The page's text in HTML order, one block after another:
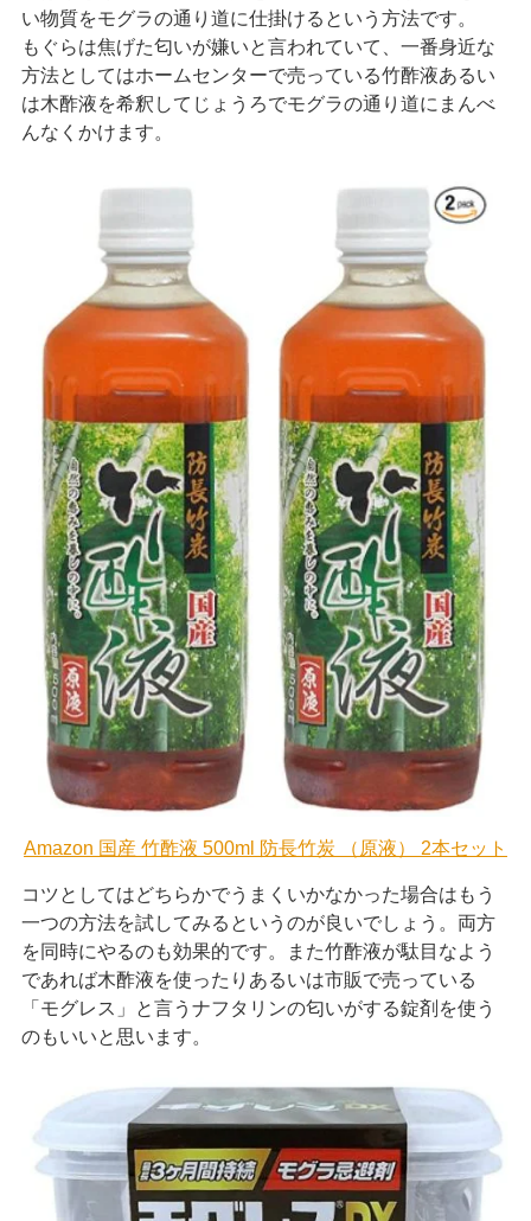
い物質をモグラの通り道に仕掛けるという方法です。
もぐらは焦げた匂いが嫌いと言われていて、一番身近な
方法としてはホームセンターで売っている竹酢液あるい
は木酢液を希釈してじょうろでモグラの通り道にまんべ
んなくかけます。
Amazon 国産 竹酢液 500ml 防長竹炭 （原液） 2本セット
コツとしてはどちらかでうまくいかなかった場合はもう
一つの方法を試してみるというのが良いでしょう。両方
を同時にやるのも効果的です。また竹酢液が駄目なよう
であれば木酢液を使ったりあるいは市販で売っている
「モグレス」と言うナフタリンの匂いがする錠剤を使う
のもいいと思います。